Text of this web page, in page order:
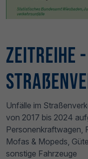
Zeitreihe
Unfälle im
von 2017 bis 2024
Personenkraftwagen,
Mofas & Mopeds,
sonstige Fahrzeuge